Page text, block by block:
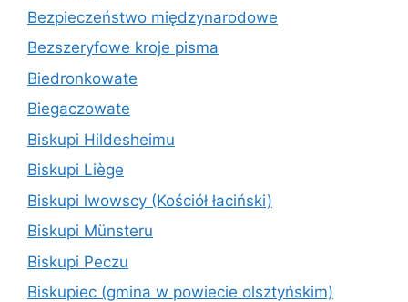
Bezpieczeństwo międzynarodowe
Bezszeryfowe kroje pisma
Biedronkowate
Biegaczowate
Biskupi Hildesheimu
Biskupi Liège
Biskupi lwowscy (Kościół łaciński)
Biskupi Münsteru
Biskupi Peczu
Biskupiec (gmina w powiecie olsztyńskim)